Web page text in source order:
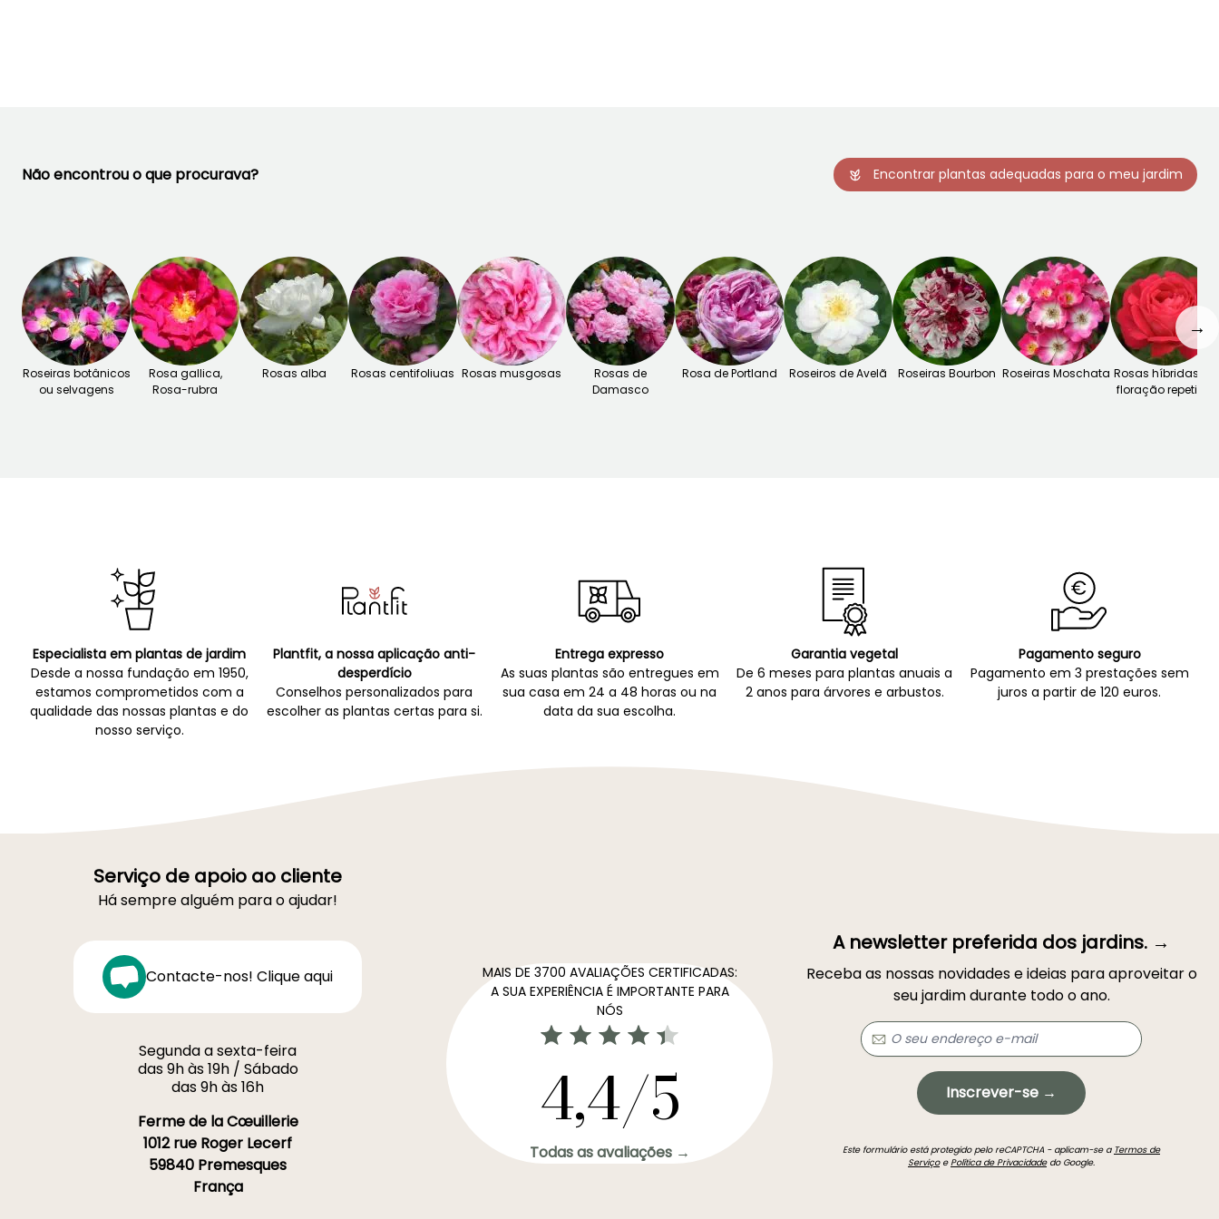
Não encontrou o que procurava? Encontrar plantas adequadas para o meu jardim
Roseiras botânicos
ou selvagens
Rosa gallica,
Rosa-rubra
Rosas alba Rosas centifoliuas Rosas musgosas
Rosas de
Damasco
Rosa de Portland Roseiros de Avelã Roseiras Bourbon Roseiras Moschata Rosas híbridas de
floração repetida
→
Especialista em plantas de jardim
Desde a nossa fundação em 1950,
estamos comprometidos com a
qualidade das nossas plantas e do
nosso serviço.
Plantfit, a nossa aplicação anti-
desperdício
Conselhos personalizados para
escolher as plantas certas para si.
Entrega expresso
As suas plantas são entregues em
sua casa em 24 a 48 horas ou na
data da sua escolha.
Garantia vegetal
De 6 meses para plantas anuais a
2 anos para árvores e arbustos.
Pagamento seguro
Pagamento em 3 prestações sem
juros a partir de 120 euros.
Serviço de apoio ao cliente
Há sempre alguém para o ajudar!
Contacte-nos! Clique aqui
Segunda a sexta-feira
das 9h às 19h / Sábado
das 9h às 16h
Ferme de la Cœuillerie
1012 rue Roger Lecerf
59840 Premesques
França
MAIS DE 3700 AVALIAÇÕES CERTIFICADAS:
A SUA EXPERIÊNCIA É IMPORTANTE PARA
NÓS
4,4/5
Todas as avaliações →
A newsletter preferida dos jardins. →
Receba as nossas novidades e ideias para aproveitar o
seu jardim durante todo o ano.
Inscrever-se →
Este formulário está protegido pelo reCAPTCHA - aplicam-se a Termos de
ServiçoePolítica de Privacidadedo Google.